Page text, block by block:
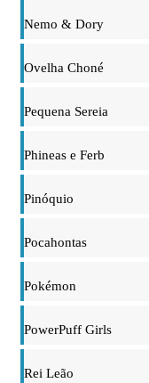
Nemo & Dory
Ovelha Choné
Pequena Sereia
Phineas e Ferb
Pinóquio
Pocahontas
Pokémon
PowerPuff Girls
Rei Leão